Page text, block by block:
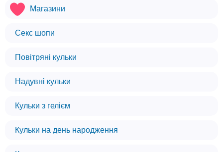
Магазини
Секс шопи
Повітряні кульки
Надувні кульки
Кульки з гелієм
Кульки на день народження